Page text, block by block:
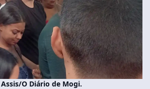
O Diário de Mogi.